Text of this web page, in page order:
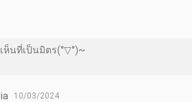
10/03/2024